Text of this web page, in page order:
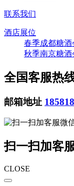
联系我们
酒店展位
春季成都糖酒
秋季南京糖酒
全国客服热
邮箱地址
扫一扫加客
CLOSE